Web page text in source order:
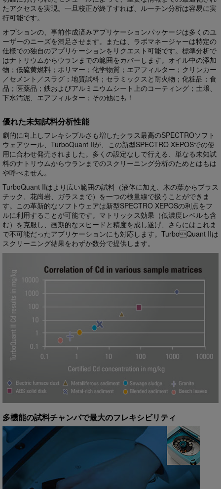
たアクセスを実現。一旦校正が終了すれば、ルーチン分析は容易に実
行可能です。
オプションの、事前作成済みアプリケーションパッケージは多くのユ
ーザーのニーズを満足させます。または、ラボマネージャーは特定の
仕様での独自のアプリケーションをリクエスト可能です。標準分析で
はナトリウムからウランまでの範囲をカバーします。オイル中の添加
物；低硫黄燃料；ポリマー；化学物質；エアフィルター；クリンカー
／セメント／スラグ；地質試料；セラミックスと耐火物；化粧品；食
品；医薬品；鉄およびアルミニウムシート上のコーティング；土壌、
下水汚泥、エアフィルター；その他にも！
優れた未知試料分析性能
劇的に向上しフレキシブルさも増したクラス最高のSPECTROソフト
ウェアツール、TurboQuant IIが、この新型SPECTRO XEPOSでの使
用に合わせ発売されました。多くの設定なしで行える、単なる未知試
料のナトリウムからウランまでのスクリーニング分析のためとはもは
や呼べません。
TurboQuant IIはより広い範囲の試料（液体に加え、木の葉からプラス
チック、花崗岩、ガラスまで）を一つの検量線で扱うことができま
す。この革新的なソフトウェアは新型SPECTRO XEPOSの利点をフ
ルに利用することが可能です。マトリックス効果（低濃度レベルも含
む）を克服し、画期的なスピードと精度を成し遂げ、さらにはこれま
で不可能だったアプリケーションにも対応します。TurboQuant IIは
スクリーニング結果をわずか数分で提供します。
多機能の試料チャンバで最大のフレキシビリティ